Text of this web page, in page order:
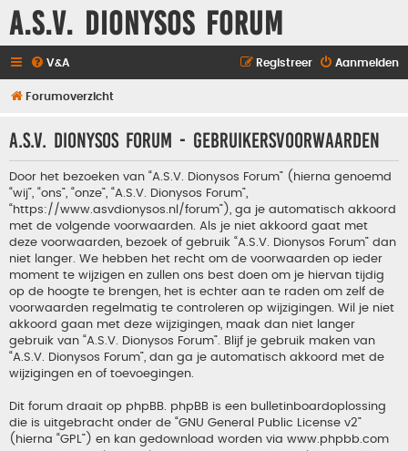
A.S.V. Dionysos Forum
V&A Aanmelden
Registreer
Forumoverzicht
A.S.V. Dionysos Forum - Gebruikersvoorwaarden
Door het bezoeken van “A.S.V. Dionysos Forum” (hierna genoemd
“wij”, “ons”, “onze”, “A.S.V. Dionysos Forum”,
“https://www.asvdionysos.nl/forum”), ga je automatisch akkoord
met de volgende voorwaarden. Als je niet akkoord gaat met
deze voorwaarden, bezoek of gebruik “A.S.V. Dionysos Forum” dan
niet langer. We hebben het recht om de voorwaarden op ieder
moment te wijzigen en zullen ons best doen om je hiervan tijdig
op de hoogte te brengen, het is echter aan te raden om zelf de
voorwaarden regelmatig te controleren op wijzigingen. Wil je niet
akkoord gaan met deze wijzigingen, maak dan niet langer
gebruik van “A.S.V. Dionysos Forum”. Blijf je gebruik maken van
“A.S.V. Dionysos Forum”, dan ga je automatisch akkoord met de
wijzigingen en of toevoegingen.
Dit forum draait op phpBB. phpBB is een bulletinboardoplossing
die is uitgebracht onder de “GNU General Public License v2”
(hierna “GPL”) en kan gedownload worden via www.phpbb.com